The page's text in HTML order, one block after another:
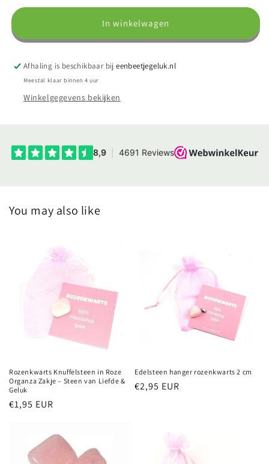
van
in
bewaarzakje
met
uitleg
van
rozenkwarts
in
bewaarzakje
met
uitleg
In winkelwagen
Afhaling is beschikbaar bijeenbeetjegeluk.nl
Meestal klaar binnen 4 uur
Winkelgegevens bekijken
You may also like
Rozenkwarts Knuffelsteen in Roze
Organza Zakje – Steen van Liefde &
Geluk
Normale
€1,95 EUR
Edelsteen hanger rozenkwarts 2 cm
Normale
€2,95 EUR